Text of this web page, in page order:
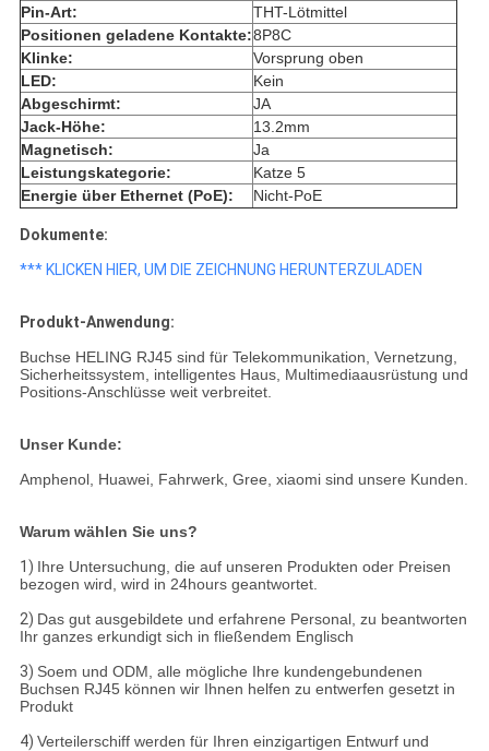
Pin-Art:
THT-Lötmittel
Positionen geladene Kontakte:8P8C
Klinke:
Vorsprung oben
LED:
Kein
Abgeschirmt:
JA
Jack-Höhe:
13.2mm
Magnetisch:
Ja
Leistungskategorie:
Katze 5
Energie über Ethernet (PoE):
Nicht-PoE
Dokumente:
*** KLICKEN HIER, UM DIE ZEICHNUNG HERUNTERZULADEN
Produkt-Anwendung:
Buchse HELING RJ45 sind für Telekommunikation, Vernetzung,
Sicherheitssystem, intelligentes Haus, Multimediaausrüstung und
Positions-Anschlüsse weit verbreitet.
Unser Kunde:
Amphenol, Huawei, Fahrwerk, Gree, xiaomi sind unsere Kunden.
Warum wählen Sie uns?
1) Ihre Untersuchung, die auf unseren Produkten oder Preisen
bezogen wird, wird in 24hours geantwortet.
2) Das gut ausgebildete und erfahrene Personal, zu beantworten
Ihr ganzes erkundigt sich in fließendem Englisch
3) Soem und ODM, alle mögliche Ihre kundengebundenen
Buchsen RJ45 können wir Ihnen helfen zu entwerfen gesetzt in
Produkt
4) Verteilerschiff werden für Ihren einzigartigen Entwurf und